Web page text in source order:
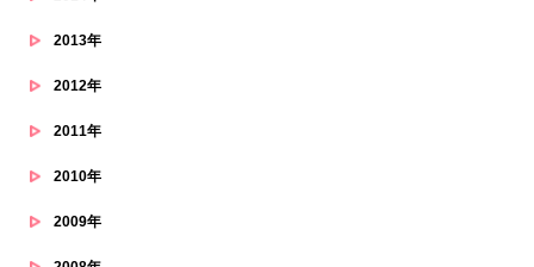
2013年
2012年
2011年
2010年
2009年